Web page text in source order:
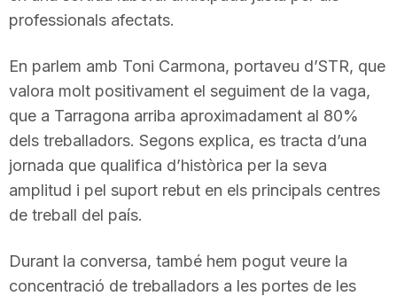
g
o
n
professionals afectats.
En parlem amb Toni Carmona, portaveu d’STR, que
valora molt positivament el seguiment de la vaga,
que a Tarragona arriba aproximadament al 80%
dels treballadors. Segons explica, es tracta d’una
jornada que qualifica d’històrica per la seva
amplitud i pel suport rebut en els principals centres
de treball del país.
Durant la conversa, també hem pogut veure la
concentració de treballadors a les portes de les